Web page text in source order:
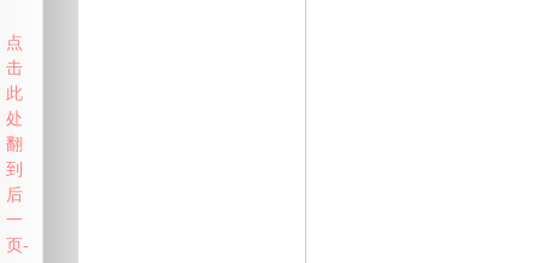
点
击
此
处
翻
到
后
一
页-